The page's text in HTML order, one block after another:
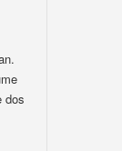
dos